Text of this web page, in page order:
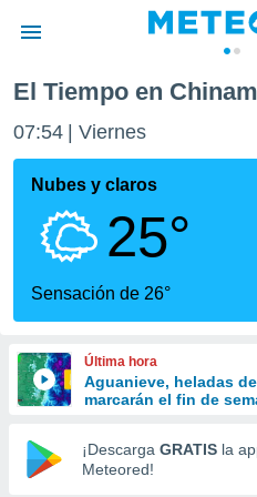
de
por
que se
calidad.
a este
las
y
forma
digital
basada
El Tiempo en
07:54 Viernes
Nubes y claros
25°
Sensación de 26°
Última hora
Aguanieve, heladas
marcarán el fin de
¡Descarga GRATIS la
Meteored!